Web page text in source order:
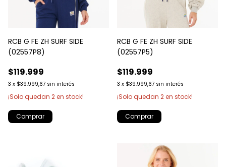
RCB G FE ZH SURF SIDE
(02557P8)
$119.999
3 x $39.999,67 sin interés
¡Solo quedan 2en stock!
Comprar
RCB G FE ZH SURF SIDE
(02557P5)
$119.999
3 x $39.999,67 sin interés
¡Solo quedan 2en stock!
Comprar